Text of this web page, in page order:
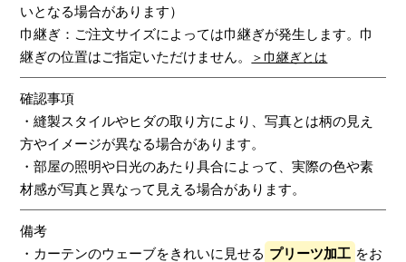
いとなる場合があります）
巾継ぎ：ご注文サイズによっては巾継ぎが発生します。巾
継ぎの位置はご指定いただけません。
＞巾継ぎとは
確認事項
・縫製スタイルやヒダの取り方により、写真とは柄の見え
方やイメージが異なる場合があります。
・部屋の照明や日光のあたり具合によって、実際の色や素
材感が写真と異なって見える場合があります。
備考
・カーテンのウェーブをきれいに見せる プリーツ加工 をお